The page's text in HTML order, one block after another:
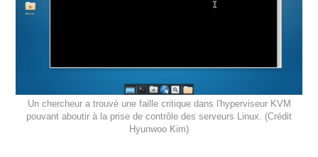
Un chercheur a trouvé une faille critique dans l'hyperviseur KVM
pouvant aboutir à la prise de contrôle des serveurs Linux. (Crédit
Hyunwoo Kim)